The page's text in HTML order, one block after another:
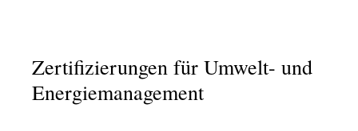
Zertifizierungen für Umwelt- und
Energiemanagement